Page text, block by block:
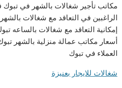
مكاتب تأجير شغالات بالشهر في
الراغبين في التعاقد مع شغالات
إمكانية التعاقد مع شغالات بالساعه
أسعار مكاتب عمالة منزلية بالشهر
العملاء في تبوك
شغالات للايجار بعنيزة